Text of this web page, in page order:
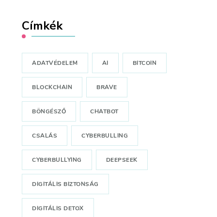
Címkék
ADATVÉDELEM AI BITCOIN
BLOCKCHAIN BRAVE
BÖNGÉSZŐ CHATBOT
CSALÁS CYBERBULLING
CYBERBULLYING DEEPSEEK
DIGITÁLIS BIZTONSÁG
DIGITÁLIS DETOX